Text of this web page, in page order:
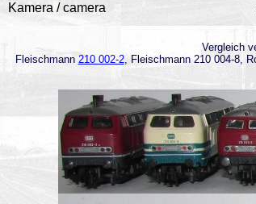
Kamera / camera
Vergleich
Fleischmann 210 002-2, Fleischmann 210 004-8,